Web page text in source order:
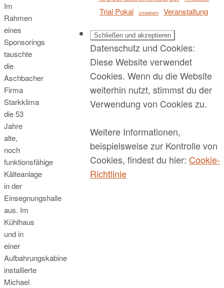
Im
Rahmen
eines
Sponsorings
tauschte
die
Aschbacher
Firma
Starkklima
die 53
Jahre
alte,
noch
funktionsfähige
Kälteanlage
in der
Einsegnungshalle
aus. Im
Kühlhaus
und in
einer
Aufbahrungskabine
installierte
Michael
Trial Pokal
Umweltamt Veranstaltung
Datenschutz und Cookies:
Diese Website verwendet
Cookies. Wenn du die Website
weiterhin nutzt, stimmst du der
Verwendung von Cookies zu.
Weitere Informationen,
beispielsweise zur Kontrolle von
Cookies, findest du hier: Cookie-
Richtlinie